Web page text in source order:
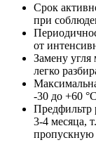
Срок
при
от
Замену угля
легко
-30 до +60
Предфильтр
3-4 месяца,
пропускную